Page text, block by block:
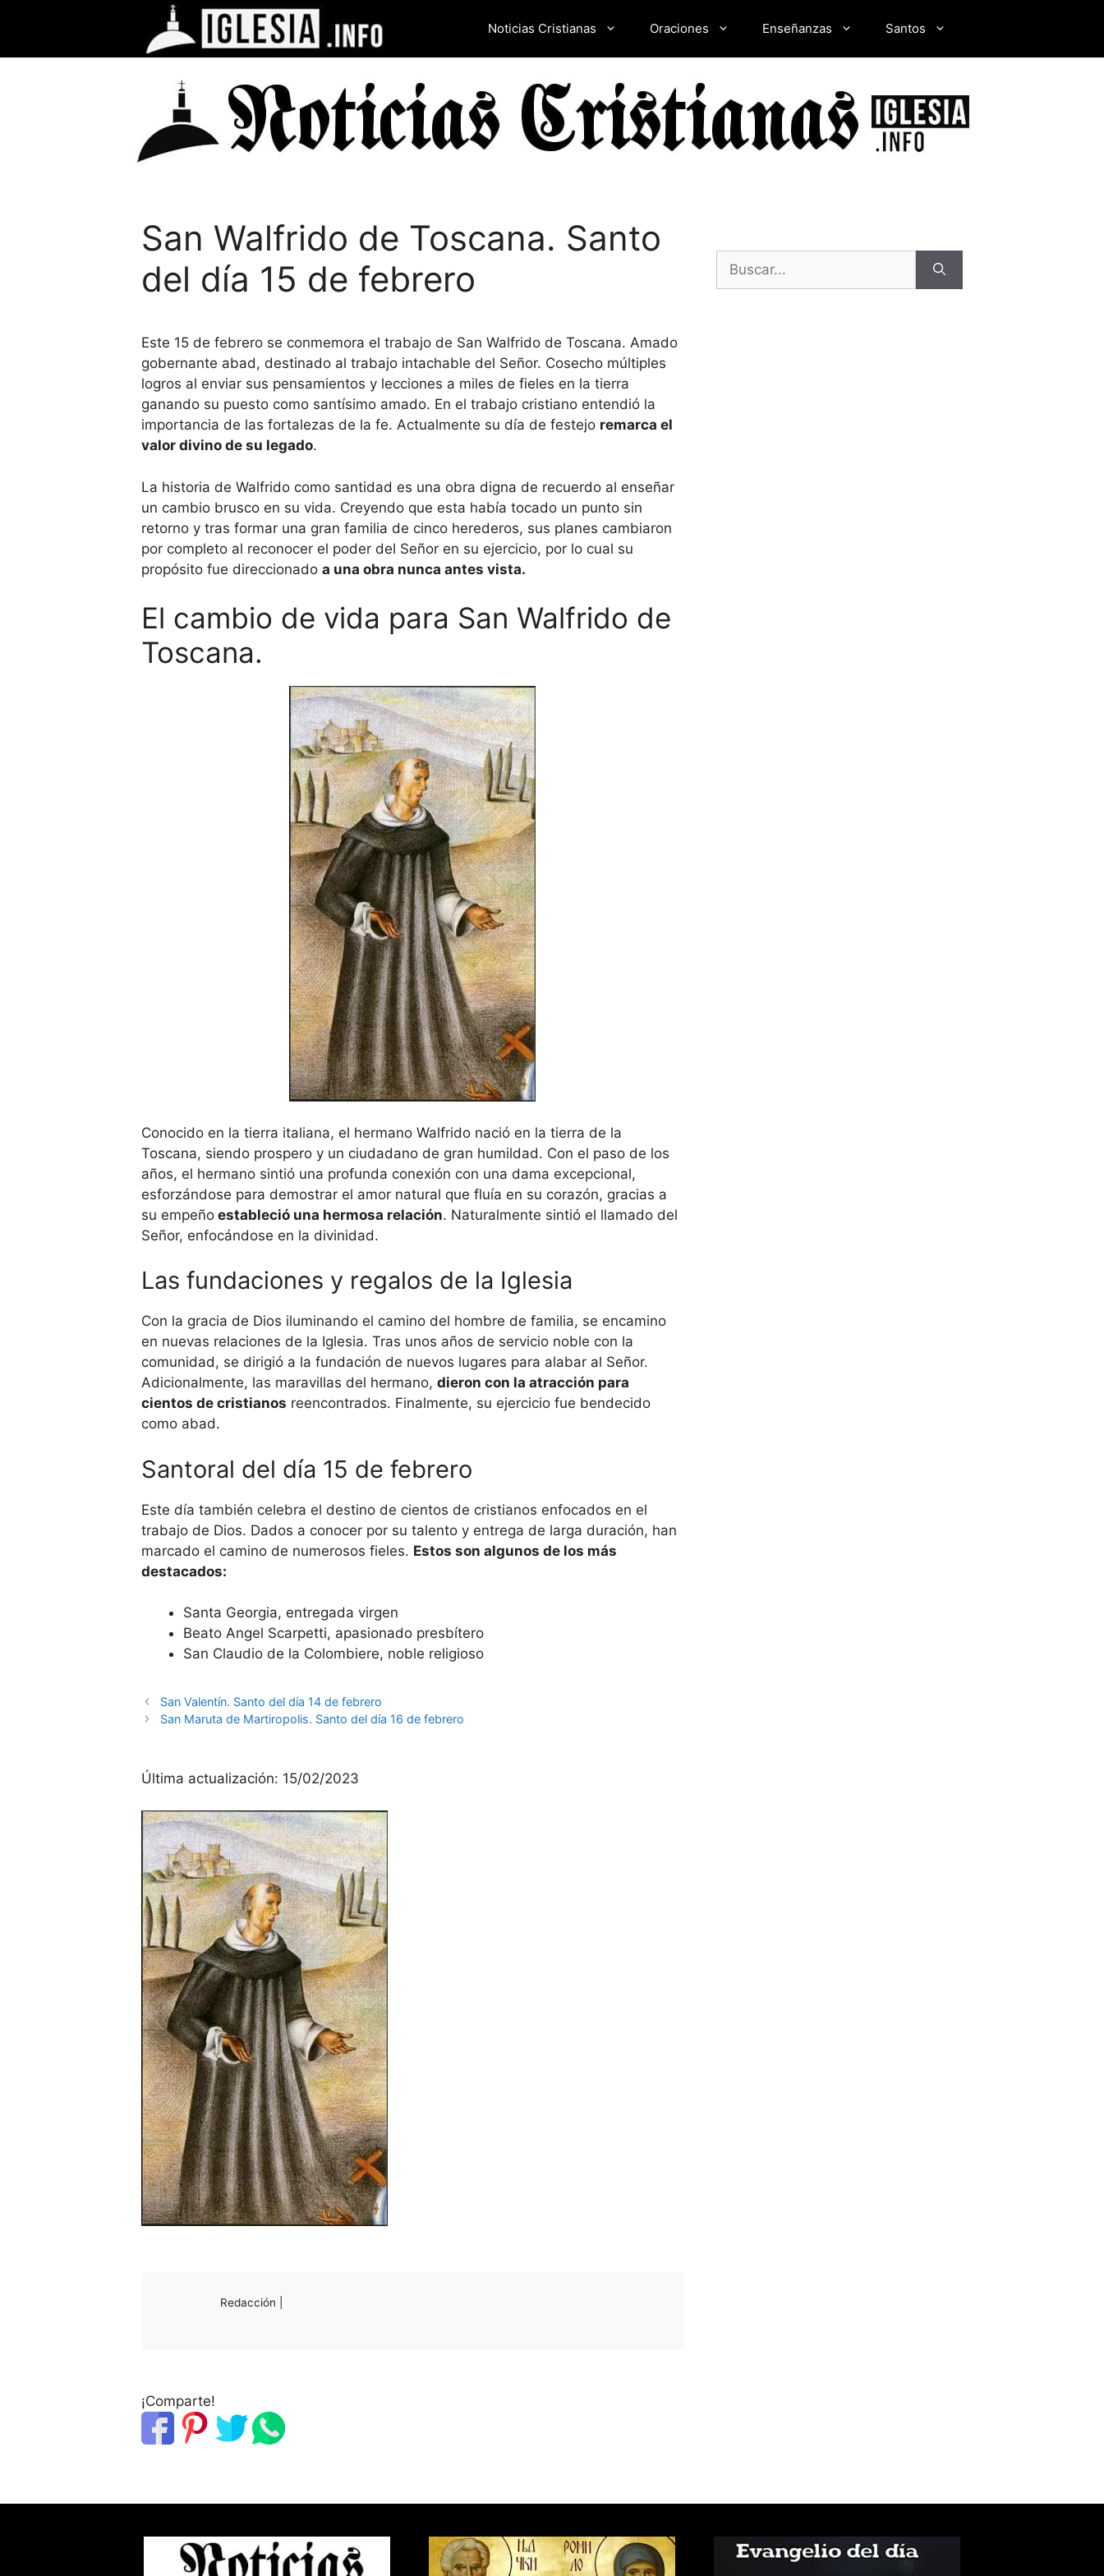
Noticias Cristianas Oraciones Enseñanzas Santos
San Walfrido de Toscana. Santo
del día 15 de febrero
Este 15 de febrero se conmemora el trabajo de San Walfrido de Toscana. Amado
gobernante abad, destinado al trabajo intachable del Señor. Cosecho múltiples
logros al enviar sus pensamientos y lecciones a miles de fieles en la tierra
ganando su puesto como santísimo amado. En el trabajo cristiano entendió la
importancia de las fortalezas de la fe. Actualmente su día de festejo remarca el
valor divino de su legado.
La historia de Walfrido como santidad es una obra digna de recuerdo al enseñar
un cambio brusco en su vida. Creyendo que esta había tocado un punto sin
retorno y tras formar una gran familia de cinco herederos, sus planes cambiaron
por completo al reconocer el poder del Señor en su ejercicio, por lo cual su
propósito fue direccionado a una obra nunca antes vista.
El cambio de vida para San Walfrido de
Toscana.
Conocido en la tierra italiana, el hermano Walfrido nació en la tierra de la
Toscana, siendo prospero y un ciudadano de gran humildad. Con el paso de los
años, el hermano sintió una profunda conexión con una dama excepcional,
esforzándose para demostrar el amor natural que fluía en su corazón, gracias a
su empeño estableció una hermosa relación. Naturalmente sintió el llamado del
Señor, enfocándose en la divinidad.
Las fundaciones y regalos de la Iglesia
Con la gracia de Dios iluminando el camino del hombre de familia, se encamino
en nuevas relaciones de la Iglesia. Tras unos años de servicio noble con la
comunidad, se dirigió a la fundación de nuevos lugares para alabar al Señor.
Adicionalmente, las maravillas del hermano, dieron con la atracción para
cientos de cristianos reencontrados. Finalmente, su ejercicio fue bendecido
como abad.
Santoral del día 15 de febrero
Este día también celebra el destino de cientos de cristianos enfocados en el
trabajo de Dios. Dados a conocer por su talento y entrega de larga duración, han
marcado el camino de numerosos fieles. Estos son algunos de los más
destacados:
Santa Georgia, entregada virgen
Beato Angel Scarpetti, apasionado presbítero
San Claudio de la Colombiere, noble religioso
San Valentín. Santo del día 14 de febrero
San Maruta de Martiropolis. Santo del día 16 de febrero
Última actualización: 15/02/2023
Redacción |
¡Comparte!